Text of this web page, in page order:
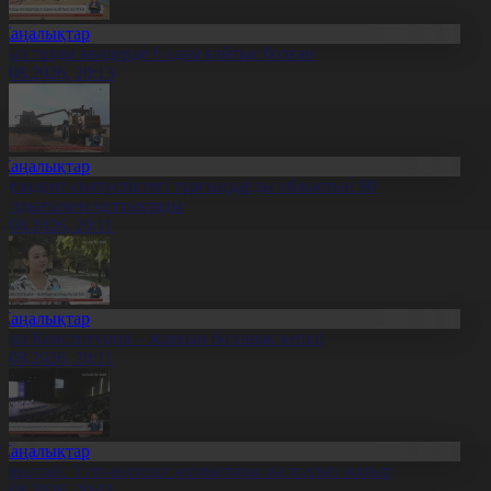
тұзды көлдерде 6 адам қайтыс болған
20:13
солтүстіктегі тұрғындарды облыстың 90
құттықтады
20:11
Конституция – жарқын болашақ кепілі
20:11
Үгіт-насихат жұмыстары жалғасып жатыр